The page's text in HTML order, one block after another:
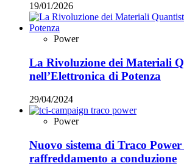
19/01/2026
Power
La Rivoluzione dei Materiali
nell’Elettronica di Potenza
29/04/2024
Power
Nuovo sistema di Traco Power
raffreddamento a conduzione